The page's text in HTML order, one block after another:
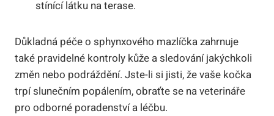
stínící látku na terase.
Důkladná péče o sphynxového mazlíčka zahrnuje
také pravidelné kontroly kůže a sledování jakýchkoli
změn nebo podráždění. Jste-li si jisti, že vaše kočka
trpí slunečním popálením, obraťte se na veterináře
pro odborné poradenství a léčbu.